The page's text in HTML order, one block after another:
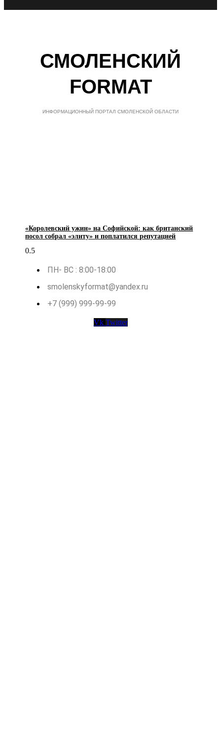
СМОЛЕНСКИЙ
FORMAT
ИНФОРМАЦИОННЫЙ ПОРТАЛ СМОЛЕНСКОЙ ОБЛАСТИ
«Королевский ужин» на Софийской: как британский
посол собрал «элиту» и поплатился репутацией
ПН- ВС : 8:00-18:00
smolenskyformat@yandex.ru
+7 (999) 999-99-99
Vk Twitter